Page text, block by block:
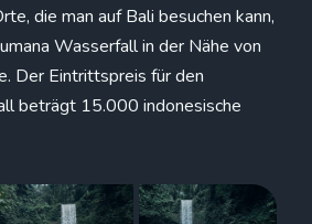
die man auf Bali besuchen kann,
Wasserfall in der Nähe von
Der Eintrittspreis für den
beträgt 15.000 indonesische